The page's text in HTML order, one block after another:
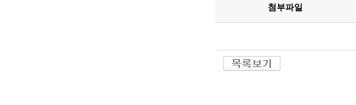
첨부파일